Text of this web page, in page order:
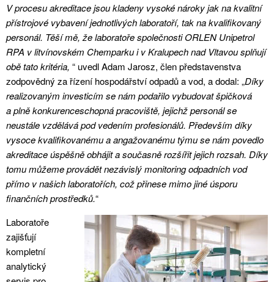
V procesu akreditace jsou kladeny vysoké nároky jak na kvalitní
přístrojové vybavení jednotlivých laboratoří, tak na kvalifikovaný
personál. Těší mě, že laboratoře společnosti ORLEN Unipetrol
RPA v litvínovském Chemparku i v Kralupech nad Vltavou splňují
obě tato kritéria, “ uvedl Adam Jarosz, člen představenstva
zodpovědný za řízení hospodářství odpadů a vod, a dodal: „Díky
realizovaným investicím se nám podařilo vybudovat špičková
a plně konkurenceschopná pracoviště, jejichž personál se
neustále vzdělává pod vedením profesionálů. Především díky
vysoce kvalifikovanému a angažovanému týmu se nám povedlo
akreditace úspěšně obhájit a současně rozšířit jejich rozsah. Díky
tomu můžeme provádět nezávislý monitoring odpadních vod
přímo v našich laboratořích, což přinese mimo jiné úsporu
finančních prostředků.“
Laboratoře
zajišťují
kompletní
analytický